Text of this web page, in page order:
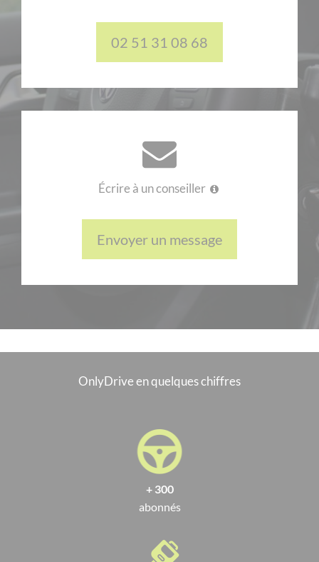
02 51 31 08 68
Écrire à un conseiller
Envoyer un message
OnlyDrive en quelques chiffres
+ 300
abonnés